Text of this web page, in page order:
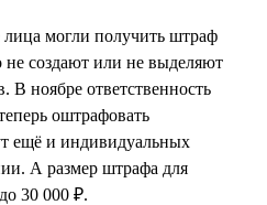
могли получить штраф
не создают или не выделяют
В ноябре ответственность
оштрафовать
ещё и индивидуальных
А размер штрафа для
30 000 ₽.